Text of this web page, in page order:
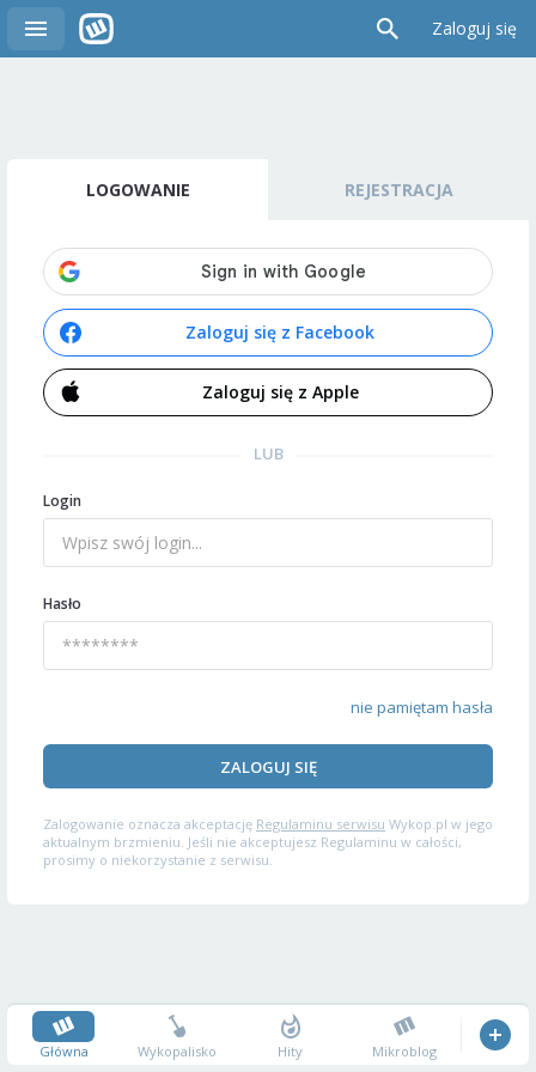
Zaloguj się
LOGOWANIE REJESTRACJA
Zaloguj się z Facebook
Zaloguj się z Apple
LUB
Login
Hasło
nie pamiętam hasła
ZALOGUJ SIĘ
Zalogowanie oznacza akceptację Regulaminu serwisu Wykop.pl w jego
aktualnym brzmieniu. Jeśli nie akceptujesz Regulaminu w całości,
prosimy o niekorzystanie z serwisu.
Główna Wykopalisko Hity Mikroblog